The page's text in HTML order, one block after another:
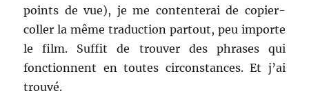
points de vue), je me contenterai de copier-
coller la même traduction partout, peu importe
le film. Suffit de trouver des phrases qui
fonctionnent en toutes circonstances. Et j’ai
trouvé.